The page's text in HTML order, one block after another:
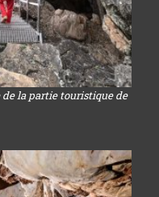
la partie touristique de